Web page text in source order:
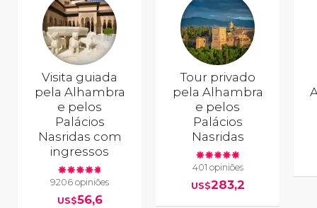
Visita guiada
pela Alhambra
e pelos
Palácios
Nasridas com
ingressos
9206 opiniões
US$56,6
Tour privado
pela Alhambra
e pelos
Palácios
Nasridas
401 opiniões
US$283,2